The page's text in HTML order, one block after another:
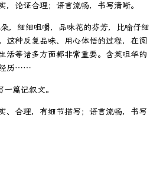
，论证合理；语言流畅，书写清晰。
朵，细细咀嚼，品味花的芬芳，比喻仔细
这种反复品味、用心体悟的过程，在阅
活等诸多方面都非常重要。含英咀华的
经历……
篇记叙文。
、合理，有细节描写；语言流畅，书写